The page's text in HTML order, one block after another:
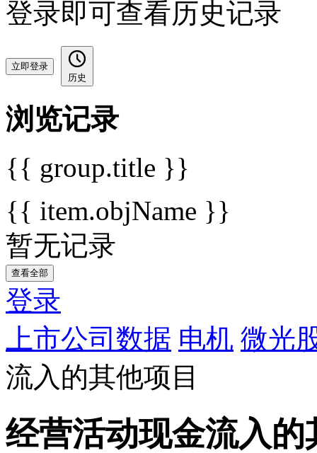
登录即可查看历史记录
立即登录
历史
浏览记录
{{ group.title }}
{{ item.objName }}
暂无记录
查看全部
登录
上市公司数据 电机 微光
流入的其他项目
经营活动现金流入的